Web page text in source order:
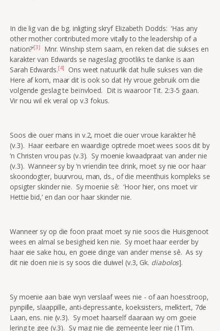
In die lig van die bg. inligting skryf Elizabeth Dodds: ‘Has any
other mother contributed more vitally to the leadership of a
nation?’[3]
Mnr. Winship stem saam, en reken dat die sukses en
karakter van Edwards se nageslag grootliks te danke is aan
Sarah Edwards.[4]
Ons weet natuurlik dat hulle sukses van die
Here af kom, maar dit is ook so dat Hy vroue gebruik om die
volgende geslag te beïnvloed. Dit is waaroor Tit. 2:3-5 gaan.
Vir nou wil ek veral op v.3 fokus.
Soos die ouer mans in v.2, moet die ouer vroue karakter hê
(v.3). Haar eerbare en waardige optrede moet wees soos dit by
‘n Christen vrou pas (v.3). Sy moenie kwaadpraat van ander nie
(v.3). Wanneer sy by ‘n vriendin tee drink, moet sy nie oor haar
skoondogter, buurvrou, man, ds., of die meenthuis kompleks se
opsigter skinder nie. Sy moenie sê: ‘Hoor hier, ons moet vir
Hettie bid,’ en dan oor haar skinder nie.
Wanneer sy op die foon praat moet sy nie soos die Huisgenoot
wees en almal se besigheid ken nie. Sy moet haar eerder by
haar eie sake hou, en goeie dinge van ander mense sê. As sy
dit nie doen nie is sy soos die duiwel (v.3, Gk. diabolos].
Sy moenie aan baie wyn verslaaf wees nie - of aan hoesstroop,
pynpille, slaappille, anti-depressante, koeksisters, melktert, 7de
Laan, ens. nie (v.3). Sy moet haarself daaraan wy om goeie
lering te gee (v.3). Sy mag nie die gemeente leer nie (1Tim.